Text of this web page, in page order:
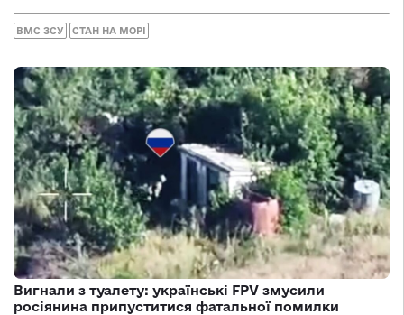
ВМС ЗСУ СТАН НА МОРІ
Вигнали з туалету: українські FPV змусили
росіянина припуститися фатальної помилки